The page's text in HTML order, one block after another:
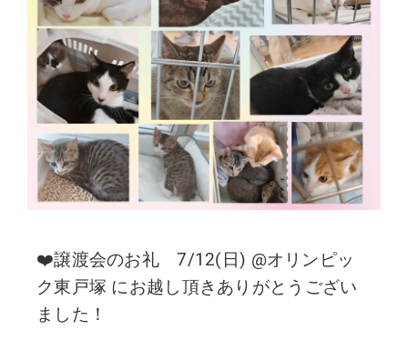
❤️譲渡会のお礼 7/12(日) @オリンピッ
ク東戸塚 にお越し頂きありがとうござい
ました！